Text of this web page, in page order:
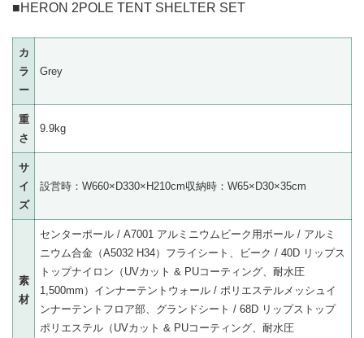
■HERON 2POLE TENT SHELTER SET
カ
ラ
ー
Grey
重
さ
9.9kg
サ
イ
ズ
設営時：W660×D330×H210cm収納時：W65×D30×35cm
素
材
センターポール / A7001 アルミニウムビーク用ボール / アルミ
ニウム合金（A5032 H34）フライシート、ビーク / 40D リップス
トップナイロン（UVカット & PUコーティング、耐水圧
1,500mm）インナーテントウォール / ポリエステルメッシュイ
ンナーテントフロア部、グランドシート / 68D リップストップ
ポリエステル（UVカット & PUコーティング、耐水圧